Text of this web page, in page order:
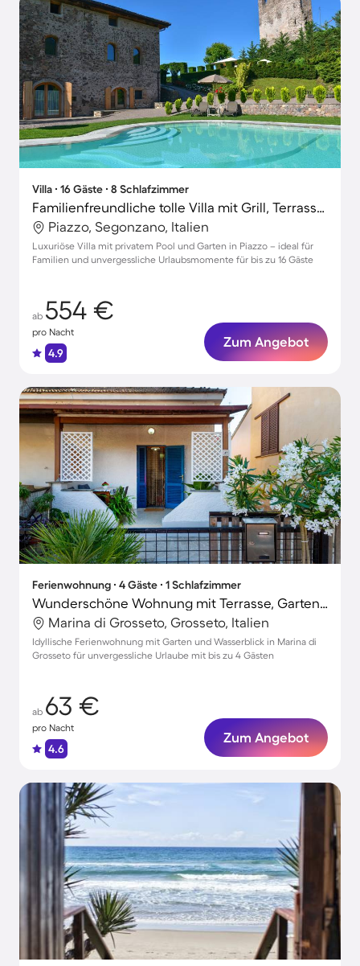
Villa ∙ 16 Gäste ∙ 8 Schlafzimmer
Familienfreundliche tolle Villa mit Grill, Terrasse und Garten
Piazzo, Segonzano, Italien
Luxuriöse Villa mit privatem Pool und Garten in Piazzo – ideal für
Familien und unvergessliche Urlaubsmomente für bis zu 16 Gäste
ab 554 €
pro Nacht
4.9
Zum Angebot
Ferienwohnung ∙ 4 Gäste ∙ 1 Schlafzimmer
Wunderschöne Wohnung mit Terrasse, Garten und Grill | Nah am Strand
Marina di Grosseto, Grosseto, Italien
Idyllische Ferienwohnung mit Garten und Wasserblick in Marina di
Grosseto für unvergessliche Urlaube mit bis zu 4 Gästen
ab 63 €
pro Nacht
4.6
Zum Angebot